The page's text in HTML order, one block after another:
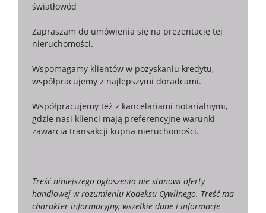
światłowód
Zapraszam do umówienia się na prezentację tej
nieruchomości.
Wspomagamy klientów w pozyskaniu kredytu,
współpracujemy z najlepszymi doradcami.
Współpracujemy też z kancelariami notarialnymi,
gdzie nasi klienci mają preferencyjne warunki
zawarcia transakcji kupna nieruchomości.
Treść niniejszego ogłoszenia nie stanowi oferty
handlowej w rozumieniu Kodeksu Cywilnego. Treść ma
charakter informacyjny, wszelkie dane i informacje